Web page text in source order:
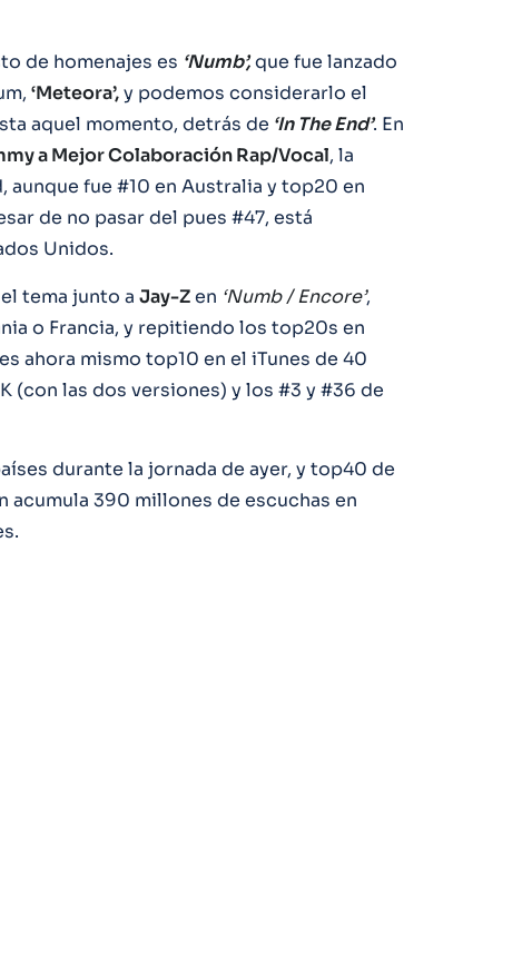
de homenajes es ‘Numb’,que fue lanzado
‘Meteora’,y podemos considerarlo el
aquel momento, detrás de ‘In The End’. En
a Mejor Colaboración Rap/Vocal, la
aunque fue #10 en Australia y top20 en
de no pasar del pues #47, está
Unidos.
tema junto a Jay-Zen ‘Numb / Encore’,
o Francia, y repitiendo los top20s en
ahora mismo top10 en el iTunes de 40
(con las dos versiones) y los #3 y #36 de
durante la jornada de ayer, y top40 de
acumula 390 millones de escuchas en